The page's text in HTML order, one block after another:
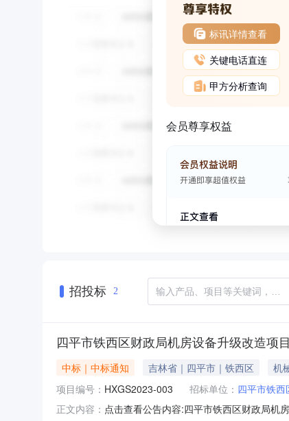
标讯详情查看
关键电话直连
甲方分析查询
会员尊享权益
招投标 2
四平市铁西区财政局机房设备升级改造项
中标｜中标通知 吉林省｜四平市｜铁西区 机
项目编号： HXGS2023-003 招标单位： 四平市铁西
正文内容： 点击查看公告内容:四平市铁西区财政局机